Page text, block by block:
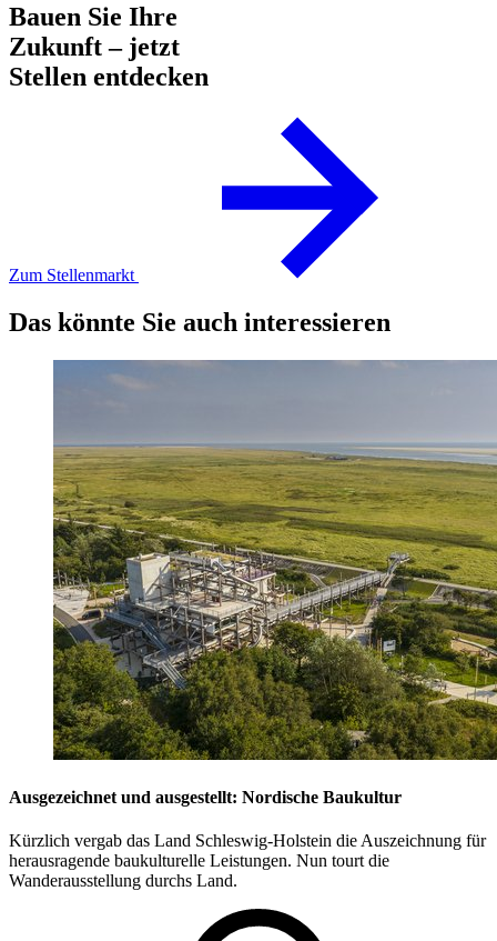
Bauen Sie Ihre
Zukunft – jetzt
Stellen entdecken
Zum Stellenmarkt
Das könnte Sie auch interessieren
Ausgezeichnet und ausgestellt: Nordische Baukultur
Kürzlich vergab das Land Schleswig-Holstein die Auszeichnung für
herausragende baukulturelle Leistungen. Nun tourt die
Wanderausstellung durchs Land.